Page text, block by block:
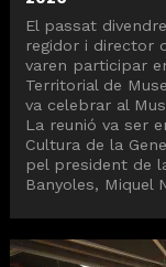
El passat
regidor i director
varen participar
Territorial de
va celebrar al
La reunió va ser
Cultura de la
pel president de
Banyoles, Miquel